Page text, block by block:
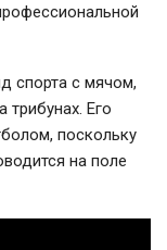
спорта с мячом,
трибунах. Его
поскольку
на поле